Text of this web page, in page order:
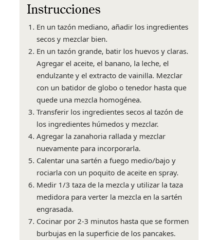
Instrucciones
En un tazón mediano, añadir los ingredientes
secos y mezclar bien.
En un tazón grande, batir los huevos y claras.
Agregar el aceite, el banano, la leche, el
endulzante y el extracto de vainilla. Mezclar
con un batidor de globo o tenedor hasta que
quede una mezcla homogénea.
Transferir los ingredientes secos al tazón de
los ingredientes húmedos y mezclar.
Agregar la zanahoria rallada y mezclar
nuevamente para incorporarla.
Calentar una sartén a fuego medio/bajo y
rociarla con un poquito de aceite en spray.
Medir 1/3 taza de la mezcla y utilizar la taza
medidora para verter la mezcla en la sartén
engrasada.
Cocinar por 2-3 minutos hasta que se formen
burbujas en la superficie de los pancakes.